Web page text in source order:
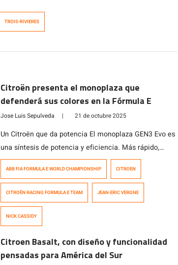
TROIS-RIVIERES
Citroën presenta el monoplaza que
defenderá sus colores en la Fórmula E
Jose Luis Sepulveda | 21 de octubre 2025
Un Citroën que da potencia El monoplaza GEN3 Evo es
una síntesis de potencia y eficiencia. Más rápido,
ligero y eficiente que nunca, este coche encarna la
cuenta. Su chasis es ultraligero y rígido. Desarrollado
sobre la base del chasis […]
ABB FIA FORMULA E WORLD CHAMPIONSHIP CITROEN
CITROËN RACING FORMULA E TEAM JEAN-ERIC VERGNE
NICK CASSIDY
Citroen Basalt, con diseño y funcionalidad
pensadas para América del Sur